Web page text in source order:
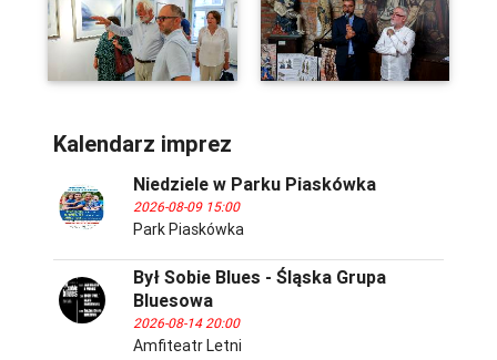
Kalendarz imprez
Niedziele w Parku Piaskówka
2026-08-09 15:00
Park Piaskówka
Był Sobie Blues - Śląska Grupa
Bluesowa
2026-08-14 20:00
Amfiteatr Letni